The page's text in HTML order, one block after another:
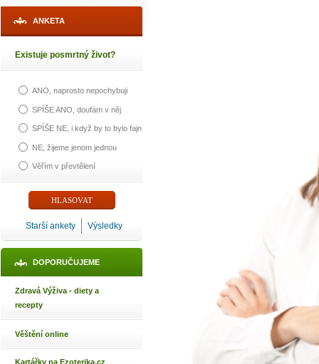
ANKETA
Existuje posmrtný život?
ANO, naprosto nepochybuji
SPÍŠE ANO, doufám v něj
SPÍŠE NE, i když by to bylo fajn
NE, žijeme jenom jednou
Věřím v převtělení
Starší ankety Výsledky
DOPORUČUJEME
Zdravá Výživa - diety a
recepty
Věštění online
Kartářky na Ezoterika.cz